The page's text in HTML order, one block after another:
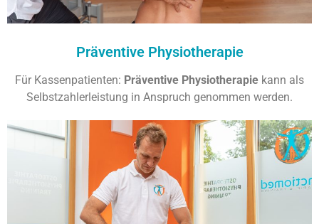
Präventive Physiotherapie
Für Kassenpatienten: Präventive Physiotherapie kann als
Selbstzahlerleistung in Anspruch genommen werden.